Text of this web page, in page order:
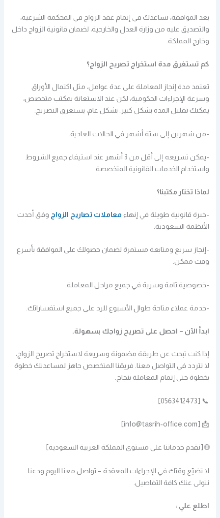
بعد الموافقة، نساعدك في إتمام عقد الزواج في المحكمة الشرعية،
والتصديق عليه من وزارة العدل والخارجية، لضمان قانونية الزواج داخل
وخارج المملكة.
كم تستغرق مدة استخراج تصريح الزواج؟
تعتمد مدة إنجاز المعاملة على عدة عوامل، مثل اكتمال الأوراق
وسرعة الإجراءات الحكومية، لكن عند الاستعانة بمكتب متخصص،
يمكنك تقليل المدة بشكل كبير. بشكل عام، يستغرق التصريح:
-من شهرين إلى ستة أشهر في الحالات العادية.
-يمكن تسريعه إلى أقل من 3 أشهر عند استيفاء جميع الشروط
واستخدام الخدمات القانونية المتخصصة.
لماذا تختار مكتبنا؟
-خبرة قانونية طويلة في إنهاء معاملات تصاريح الزواج وفق أحدث
الأنظمة السعودية.
-إنجاز سريع ومتابعة مستمرة لضمان حصولك على الموافقة بأسرع
وقت ممكن.
-خصوصية تامة وسرية في جميع مراحل المعاملة.
-خدمة عملاء متاحة طوال الأسبوع للرد على جميع استفساراتك.
ابدأ الآن – احصل على تصريح زواجك بسهولة.
إذا كنت تبحث عن طريقة مضمونة وسريعة لاستخراج تصريح الزواج،
لا تتردد في التواصل معنا. فريقنا المتخصص جاهز لمساعدتك خطوة
بخطوة حتى إتمام المعاملة بنجاح.
📞 [0563412473]
📩 [info@tasrih-office.com]
🌐 [نقدم خدماتنا على مستوى المملكة العربية السعودية]
لا تضيّع وقتك في الإجراءات المعقدة – تواصل معنا اليوم ودعنا
نتولى عنك كافة التفاصيل.
اطلع علي :